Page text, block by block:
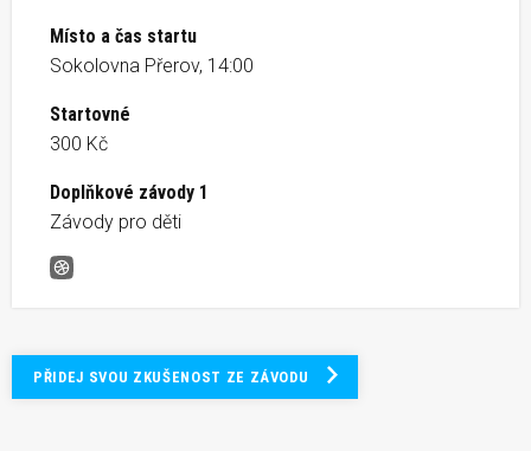
Místo a čas startu
Sokolovna Přerov, 14:00
Startovné
300 Kč
Doplňkové závody 1
Závody pro děti
Sokolský běh republiky Přerov
PŘIDEJ SVOU ZKUŠENOST ZE ZÁVODU